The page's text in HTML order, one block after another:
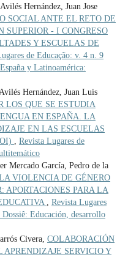
Hernández, Juan Jose
SOCIAL ANTE EL RETO DE
SUPERIOR - I CONGRESO
Y ESCUELAS DE
de Educação: v. 4 n. 9
y Latinoamérica:
Hernández, Juan Luis
LOS QUE SE ESTUDIA
EN ESPAÑA. LA
EN LAS ESCUELAS
, Revista Lugares de
Mercado García, Pedro de la
VIOLENCIA DE GÉNERO
APORTACIONES PARA LA
, Revista Lugares
Educación, desarrollo
Civera, COLABORACIÓN
SERVICIO Y